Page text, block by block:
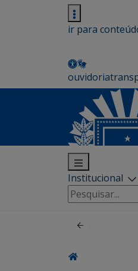
ir para
ouvidoria
Institucional
Pesquisar
por: